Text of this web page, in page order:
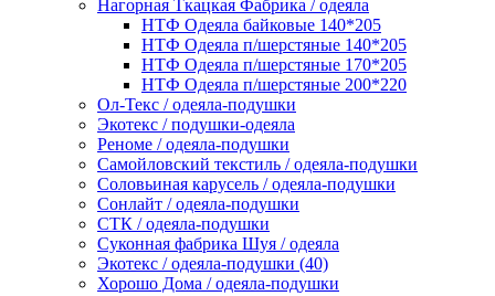
Нагорная Ткацкая Фабрика / одеяла
НТФ Одеяла байковые 140*205
НТФ Одеяла п/шерстяные 140*205
НТФ Одеяла п/шерстяные 170*205
НТФ Одеяла п/шерстяные 200*220
Ол-Текс / одеяла-подушки
Экотекс / подушки-одеяла
Реноме / одеяла-подушки
Самойловский текстиль / одеяла-подушки
Соловьиная карусель / одеяла-подушки
Сонлайт / одеяла-подушки
СТК / одеяла-подушки
Суконная фабрика Шуя / одеяла
Экотекс / одеяла-подушки (40)
Хорошо Дома / одеяла-подушки